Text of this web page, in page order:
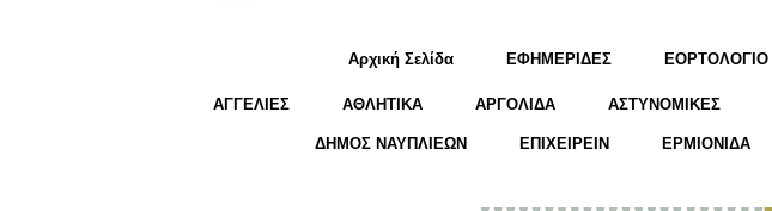
Αρχική Σελίδα ΕΦΗΜΕΡΙΔΕΣ ΕΟΡΤΟΛΟΓΙΟ
ΑΓΓΕΛΙΕΣ ΑΘΛΗΤΙΚΑ ΑΡΓΟΛΙΔΑ ΑΣΤΥΝΟΜΙΚΕΣ
ΔΗΜΟΣ ΝΑΥΠΛΙΕΩΝ ΕΠΙΧΕΙΡΕΙΝ ΕΡΜΙΟΝΙΔΑ